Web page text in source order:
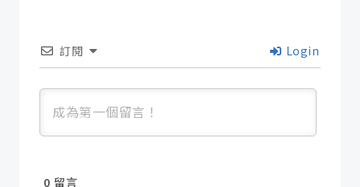
訂閱 Login
0 留言